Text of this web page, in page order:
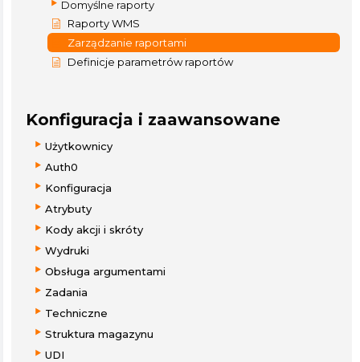
Domyślne raporty
Raporty WMS
Zarządzanie raportami
Definicje parametrów raportów
Konfiguracja i zaawansowane
Użytkownicy
Auth0
Konfiguracja
Atrybuty
Kody akcji i skróty
Wydruki
Obsługa argumentami
Zadania
Techniczne
Struktura magazynu
UDI